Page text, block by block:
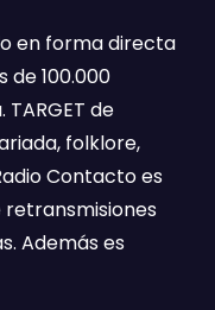
en forma directa
100.000
de
folklore,
Contacto es
retransmisiones
Además es